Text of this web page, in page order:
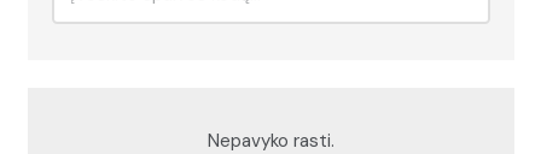
Nepavyko rasti.